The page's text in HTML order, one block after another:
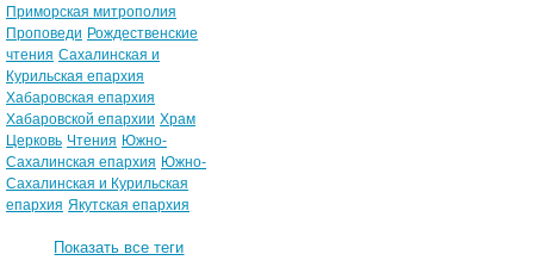
Приморская митрополия
Проповеди Рождественские
чтения Сахалинская и
Курильская епархия
Хабаровская епархия
Хабаровской епархии Храм
Церковь Чтения Южно-
Сахалинская епархия Южно-
Сахалинская и Курильская
епархия Якутская епархия
Показать все теги